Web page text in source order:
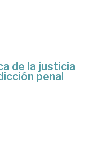
de la justicia
penal